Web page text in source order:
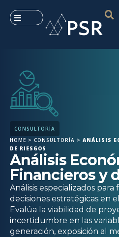
CONSULTORÍA
HOME > CONSULTORÍA > ANÁLISIS
DE RIESGOS
Análisis
Financieros y
Análisis especializados
decisiones estratégicas en
Evalúa la viabilidad de
incertidumbre en las
generación, exposición al